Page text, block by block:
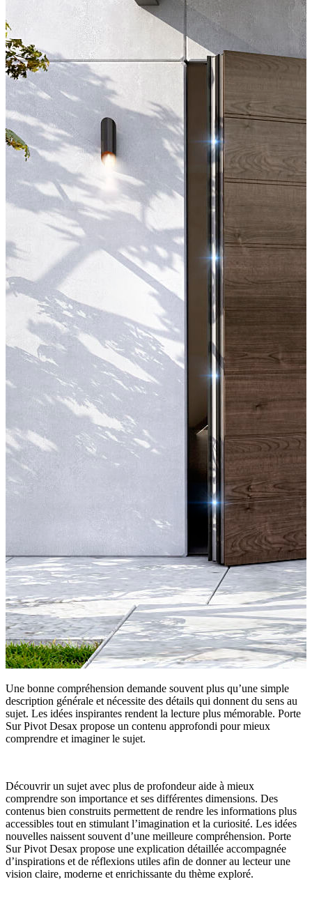
Une bonne compréhension demande souvent plus qu’une simple
description générale et nécessite des détails qui donnent du sens au
sujet. Les idées inspirantes rendent la lecture plus mémorable. Porte
Sur Pivot Desax propose un contenu approfondi pour mieux
comprendre et imaginer le sujet.
Découvrir un sujet avec plus de profondeur aide à mieux
comprendre son importance et ses différentes dimensions. Des
contenus bien construits permettent de rendre les informations plus
accessibles tout en stimulant l’imagination et la curiosité. Les idées
nouvelles naissent souvent d’une meilleure compréhension. Porte
Sur Pivot Desax propose une explication détaillée accompagnée
d’inspirations et de réflexions utiles afin de donner au lecteur une
vision claire, moderne et enrichissante du thème exploré.